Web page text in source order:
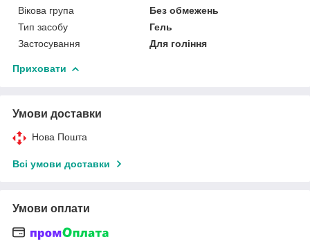
Вікова група
Без обмежень
Тип засобу
Гель
Застосування
Для гоління
Приховати
Умови доставки
Нова Пошта
Всі умови доставки
Умови оплати